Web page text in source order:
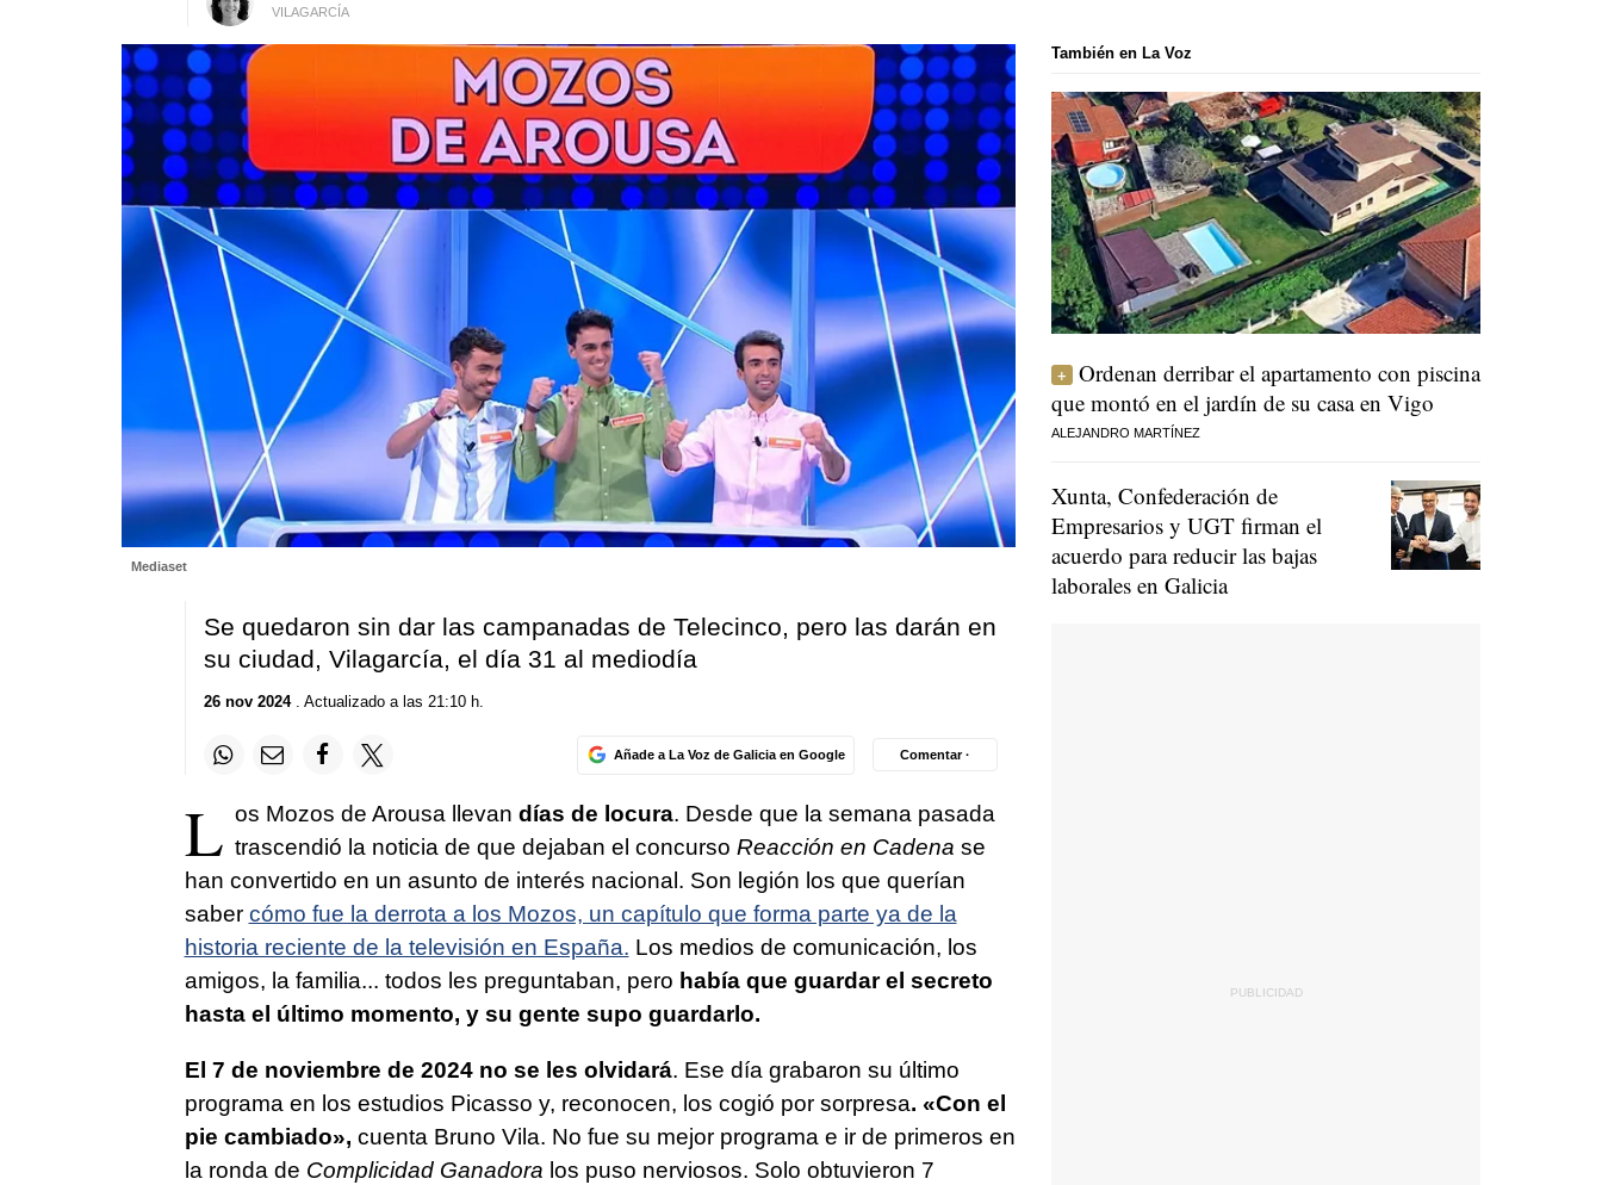
VILAGARCÍA
Mediaset
Se quedaron sin dar las campanadas de Telecinco, pero las darán en
su ciudad, Vilagarcía, el día 31 al mediodía
26 nov 2024. Actualizado a las 21:10 h.
Añade a La Voz de Galicia en Google Comentar ·
L os Mozos de Arousa llevan días de locura. Desde que la semana pasada
trascendió la noticia de que dejaban el concurso Reacción en Cadena se
han convertido en un asunto de interés nacional. Son legión los que querían
saber cómo fue la derrota a los Mozos, un capítulo que forma parte ya de la
historia reciente de la televisión en España. Los medios de comunicación, los
amigos, la familia... todos les preguntaban, pero había que guardar el secreto
hasta el último momento, y su gente supo guardarlo.
El 7 de noviembre de 2024 no se les olvidará. Ese día grabaron su último
programa en los estudios Picasso y, reconocen, los cogió por sorpresa. «Con el
pie cambiado», cuenta Bruno Vila. No fue su mejor programa e ir de primeros en
la ronda de Complicidad Ganadora los puso nerviosos. Solo obtuvieron 7
También en La Voz
Ordenan derribar el apartamento con piscina
que montó en el jardín de su casa en Vigo
ALEJANDRO MARTÍNEZ
Xunta, Confederación de
Empresarios y UGT firman el
acuerdo para reducir las bajas
laborales en Galicia